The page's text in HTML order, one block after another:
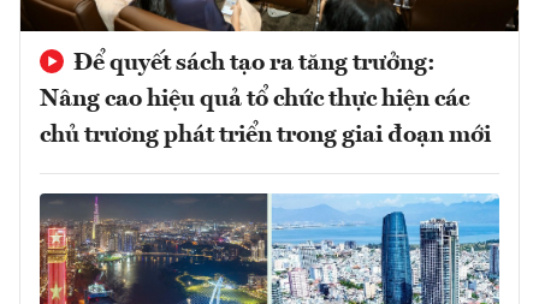
Để quyết sách tạo ra tăng trưởng:
Nâng cao hiệu quả tổ chức thực hiện các
chủ trương phát triển trong giai đoạn mới